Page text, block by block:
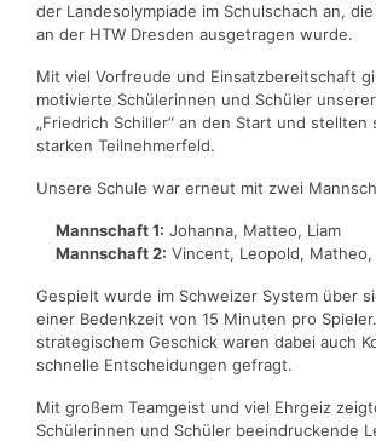
der Landesolympiade im Schulschach an,
an der HTW Dresden ausgetragen wurde.
Mit viel Vorfreude und Einsatzbereitschaft
motivierte Schülerinnen und Schüler
„Friedrich Schiller“ an den Start und stellten
starken Teilnehmerfeld.
Unsere Schule war erneut mit zwei
Mannschaft 1: Johanna, Matteo, Liam
Mannschaft 2: Vincent, Leopold, Matheo,
Gespielt wurde im Schweizer System über
einer Bedenkzeit von 15 Minuten pro
strategischem Geschick waren dabei auch
schnelle Entscheidungen gefragt.
Mit großem Teamgeist und viel Ehrgeiz
Schülerinnen und Schüler beeindruckende